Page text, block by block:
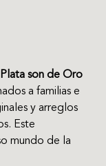
son de Oro
a familias e
y arreglos
Este
mundo de la